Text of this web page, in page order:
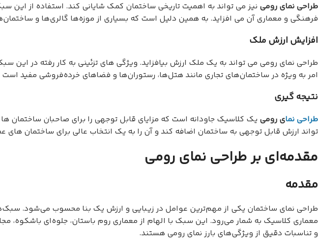
طراحی نمای رومی نیز می تواند به اهمیت تاریخی ساختمان کمک شایانی کند. استفاده از
فرهنگی و معماری آن می افزاید. به همین دلیل است که بسیاری از موزه‌ها گالری‌ها و
افزایش ارزش ملک
طراحی نمای رومی می تواند به یک ملک ارزش بیافزاید. ویژگی های تزئینی به کار رفته در
امر به ویژه در ساختمان‌های تجاری مانند هتل‌ها، رستوران‌ها و فضاهای خرده‌فروشی مفید است
نتیجه گیری
طراحی نمای رومی یک کلاسیک جاودانه است که مزایای قابل توجهی را برای صاحبان ساختمان
تواند ارزش قابل توجهی به ساختمان اضافه کند و آن را به یک انتخاب عالی برای ساختمان های
مقدمه‌ای بر طراحی نمای رومی
مقدمه
طراحی نمای ساختمان یکی از مهم‌ترین عوامل در زیبایی و ارزش یک بنا محسوب می‌شود.
معماری کلاسیک به شمار می‌رود. این سبک با الهام از معماری روم باستان، جلوه‌ای
و تناسبات دقیق از ویژگی‌های بارز نمای رومی هستند.